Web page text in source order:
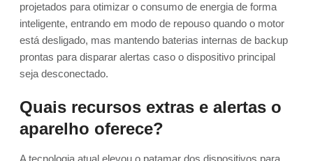
projetados para otimizar o consumo de energia de forma
inteligente, entrando em modo de repouso quando o motor
está desligado, mas mantendo baterias internas de backup
prontas para disparar alertas caso o dispositivo principal
seja desconectado.
Quais recursos extras e alertas o
aparelho oferece?
A tecnologia atual elevou o patamar dos dispositivos para